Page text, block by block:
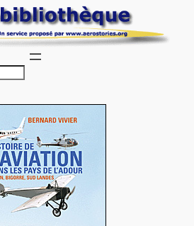
h
e
r
c
h